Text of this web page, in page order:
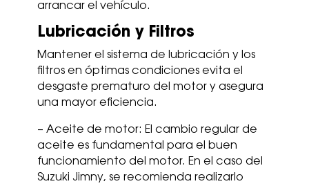
arrancar el vehículo.
Lubricación y Filtros
Mantener el sistema de lubricación y los
filtros en óptimas condiciones evita el
desgaste prematuro del motor y asegura
una mayor eficiencia.
– Aceite de motor: El cambio regular de
aceite es fundamental para el buen
funcionamiento del motor. En el caso del
Suzuki Jimny, se recomienda realizarlo